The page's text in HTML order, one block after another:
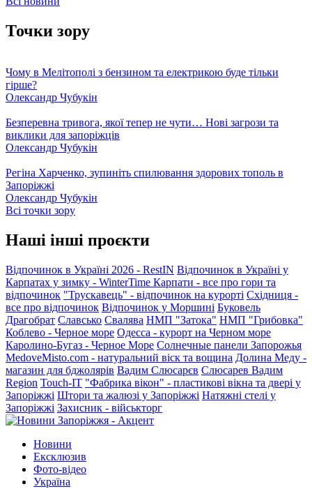
Точки зору
Чому в Мелітополі з бензином та електрикою буде тільки
гірше?
Олександр Чубукін
Безперевна тривога, якої тепер не чути… Нові загрози та
виклики для запоріжців
Олександр Чубукін
Регіна Харченко, зупиніть спилювання здорових тополь в
Запоріжжі
Олександр Чубукін
Всі точки зору
Наші інші проєкти
Відпочинок в Україні 2026 - RestIN Відпочинок в Україні у
Карпатах у зимку - WinterTime Карпати - все про гори та
відпочинок "Трускавець" - відпочинок на курорті Східниця -
все про відпочинок Відпочинок у Моршині Буковель
Драгобрат Славсько Свалява НМП "Затока" НМП "Грибовка"
Коблево - Черное море Одесса - курорт на Черном море
Каролино-Бугаз - Черное Море Солнечные панели Запорожья
MedoveMisto.com - натуральний віск та вощина Долина Меду -
магазин для бджолярів Вадим Слюсарєв Слюсарев Вадим
Region Touch-IT "Фабрика вікон" - пластикові вікна та двері у
Запоріжжі Штори та жалюзі у Запоріжжі Натяжні стелі у
Запоріжжі Захисник - військторг
Новини
Ексклюзив
Фото-відео
Україна